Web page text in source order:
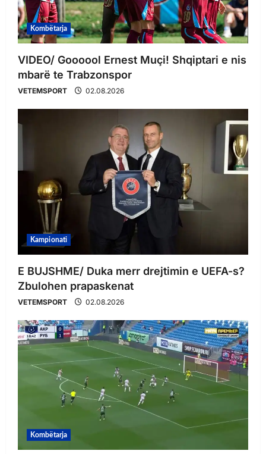
Kombëtarja
VIDEO/ Goooool Ernest Muçi! Shqiptari e nis
mbarë te Trabzonspor
VETEMSPORT 02.08.2026
Kampionati
E BUJSHME/ Duka merr drejtimin e UEFA-s?
Zbulohen prapaskenat
VETEMSPORT 02.08.2026
Kombëtarja